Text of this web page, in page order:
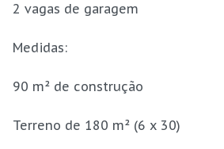
2 vagas de garagem
Medidas:
90 m² de construção
Terreno de 180 m² (6 x 30)